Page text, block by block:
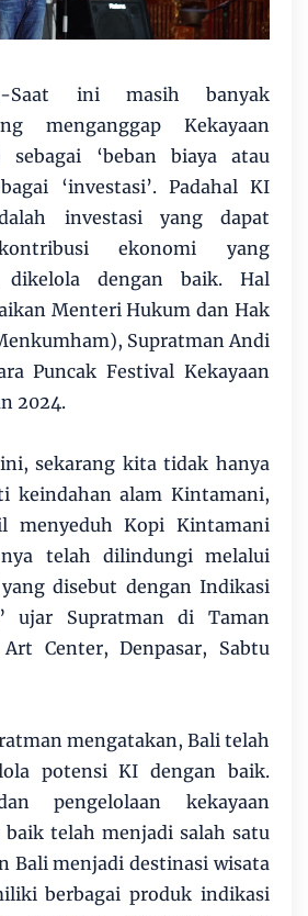
-Saat ini masih banyak
menganggap Kekayaan
‘beban biaya atau
‘investasi’. Padahal KI
investasi yang dapat
ekonomi yang
dengan baik. Hal
Menteri Hukum dan Hak
Supratman Andi
Puncak Festival Kekayaan
2024.
sekarang kita tidak hanya
keindahan alam Kintamani,
menyeduh Kopi Kintamani
telah dilindungi melalui
disebut dengan Indikasi
ujar Supratman di Taman
Center, Denpasar, Sabtu
mengatakan, Bali telah
potensi KI dengan baik.
pengelolaan kekayaan
telah menjadi salah satu
Bali menjadi destinasi wisata
berbagai produk indikasi